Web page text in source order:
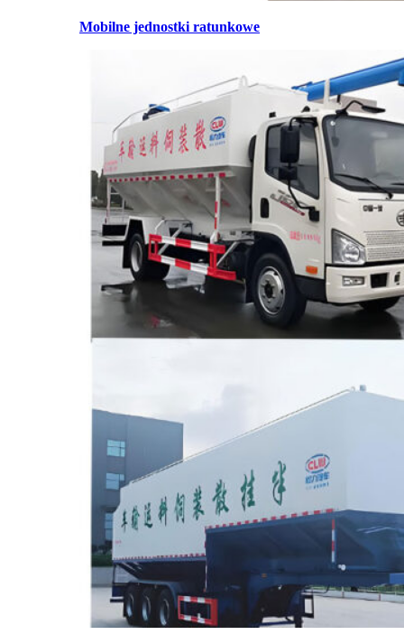
Mobilne jednostki ratunkowe